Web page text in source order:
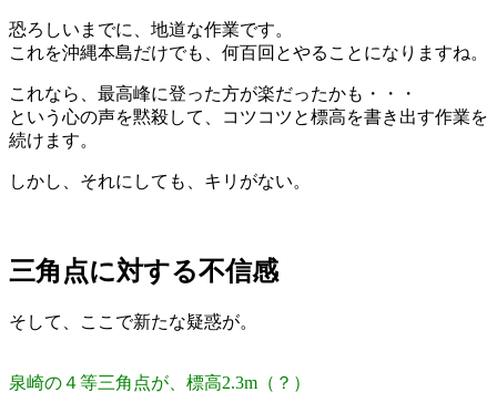
恐ろしいまでに、地道な作業です。
これを沖縄本島だけでも、何百回とやることになりますね。
これなら、最高峰に登った方が楽だったかも・・・
という心の声を黙殺して、コツコツと標高を書き出す作業を
続けます。
しかし、それにしても、キリがない。
三角点に対する不信感
そして、ここで新たな疑惑が。
泉崎の４等三角点が、標高2.3m（？）